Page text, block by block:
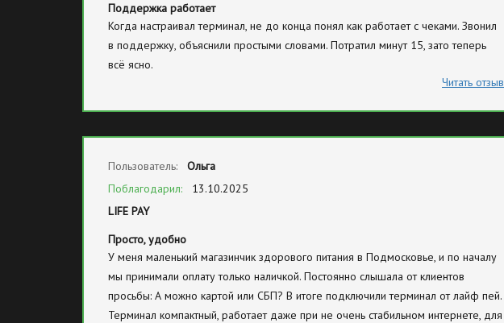
Поддержка работает
Когда настраивал терминал, не до конца понял как работает с чеками. Звонил
в поддержку, объяснили простыми словами. Потратил минут 15, зато теперь
всё ясно.
Читать отзыв
Пользователь:
Ольга
Поблагодарил:
13.10.2025
LIFE PAY
Просто, удобно
У меня маленький магазинчик здорового питания в Подмосковье, и по началу
мы принимали оплату только наличкой. Постоянно слышала от клиентов
просьбы: А можно картой или СБП? В итоге подключили терминал от лайф пей.
Терминал компактный, работает даже при не очень стабильном интернете, для